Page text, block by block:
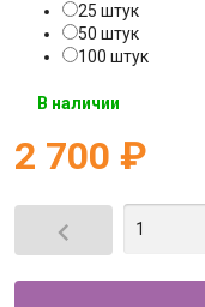
25 штук
50 штук
100 штук
В наличии
2 700 ₽
